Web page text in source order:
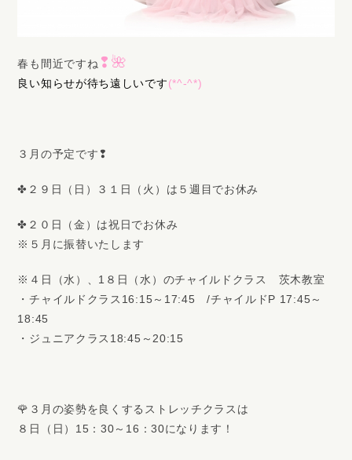
春も間近ですね ❢🌺
良い知らせが待ち遠しいです(*^-^*)
３月の予定です❢
✤２９日（日）３１日（火）は５週目でお休み
✤２０日（金）は祝日でお休み
※５月に振替いたします
※４日（水）、1８日（水）のチャイルドクラス 茨木教室
・チャイルドクラス16:15～17:45 /チャイルドP 17:45～
18:45
・ジュニアクラス18:45～20:15
🌹３月の姿勢を良くするストレッチクラスは
８日（日）15：30～16：30になります！